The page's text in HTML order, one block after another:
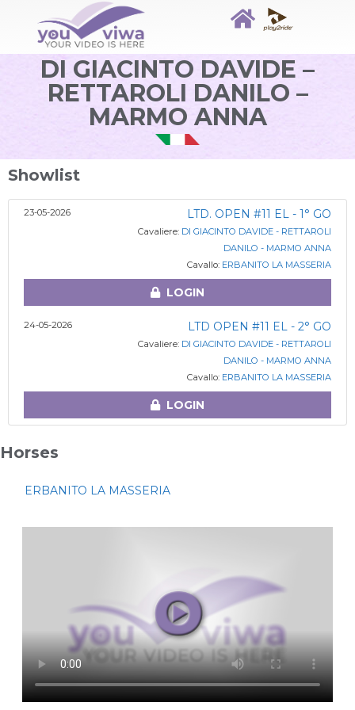
DI GIACINTO DAVIDE –
RETTAROLI DANILO –
MARMO ANNA
Showlist
23-05-2026 LTD. OPEN #11 EL - 1° GO
Cavaliere: DI GIACINTO DAVIDE - RETTAROLI
DANILO - MARMO ANNA
Cavallo: ERBANITO LA MASSERIA
LOGIN
24-05-2026 LTD OPEN #11 EL - 2° GO
Cavaliere: DI GIACINTO DAVIDE - RETTAROLI
DANILO - MARMO ANNA
Cavallo: ERBANITO LA MASSERIA
LOGIN
Horses
ERBANITO LA MASSERIA